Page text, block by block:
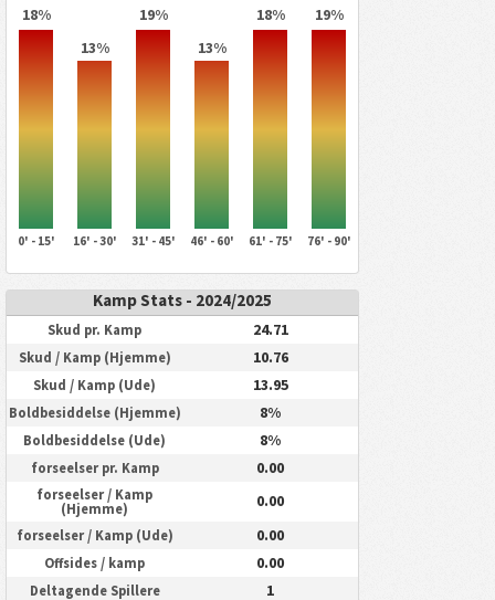
18%
13%
19%
13%
18% 19%
0' - 15' 16' - 30' 31' - 45' 46' - 60' 61' - 75' 76' - 90'
Kamp Stats - 2024/2025
Skud pr. Kamp 24.71
Skud / Kamp (Hjemme) 10.76
Skud / Kamp (Ude) 13.95
Boldbesiddelse (Hjemme) 8%
Boldbesiddelse (Ude) 8%
forseelser pr. Kamp 0.00
forseelser / Kamp
(Hjemme)
0.00
forseelser / Kamp (Ude) 0.00
Offsides / kamp 0.00
Deltagende Spillere 1